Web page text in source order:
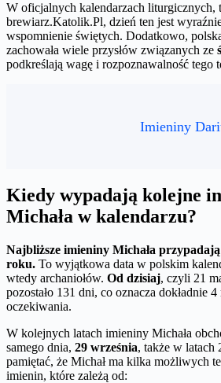
W oficjalnych kalendarzach liturgicznych,
brewiarz.Katolik.Pl, dzień ten jest
wspomnienie świętych. Dodatkowo,
zachowała wiele przysłów związanych ze
podkreślają wagę i rozpoznawalność tego
Imieniny
Kiedy wypadają kolejne
Michała w kalendarzu?
Najbliższe imieniny Michała
roku. To wyjątkowa data w polskim
wtedy archaniołów. Od dzisiaj, czyli 21
pozostało 131 dni, co oznacza dokładnie
oczekiwania.
W kolejnych latach imieniny Michała
samego dnia, 29 września, także w latach
pamiętać, że Michał ma kilka możliwych
imienin, które zależą od: